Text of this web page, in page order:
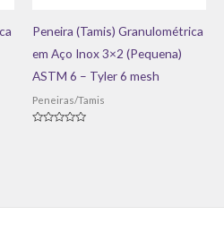
Peneira (Tamis) Granulométrica
em Aço Inox 3×2 (Pequena)
ASTM 6 – Tyler 6 mesh
Peneiras/Tamis